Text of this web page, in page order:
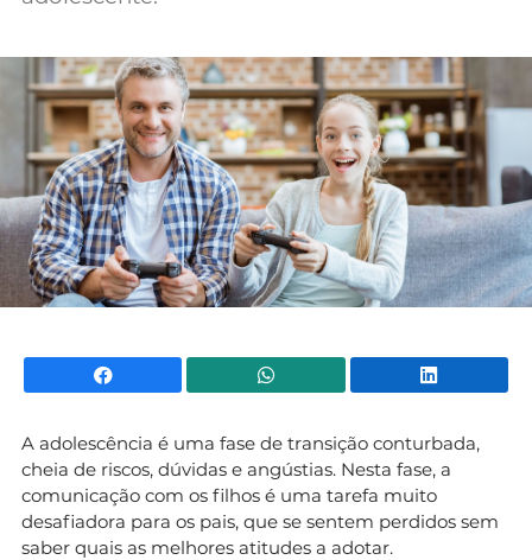
Facebook WhatsApp
A adolescência é uma fase de transição conturbada,
cheia de riscos, dúvidas e angústias. Nesta fase, a
comunicação com os filhos é uma tarefa muito
desafiadora para os pais, que se sentem perdidos sem
saber quais as melhores atitudes a adotar.